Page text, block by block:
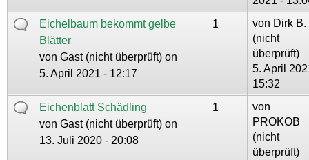
Eichelbaum bekommt gelbe
Blätter
von Gast (nicht überprüft) on
5. April 2021 - 12:17
1 von Dirk B.
(nicht
überprüft)
5. April
15:32
Eichenblatt Schädling
von Gast (nicht überprüft) on
13. Juli 2020 - 20:08
1
von
PROKOB
(nicht
überprüft)